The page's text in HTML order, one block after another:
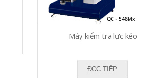
Máy kiểm tra lực kéo
ĐỌC TIẾP